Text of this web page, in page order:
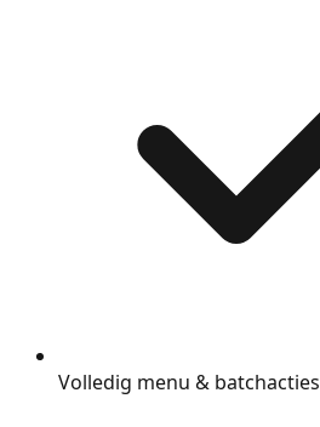
Volledig menu & batchacties